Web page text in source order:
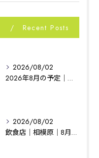
Recent Posts
2026/08/02
2026年8月の予定｜相模原イベント｜noconoco
2026/08/02
飲食店｜相模原｜8月の予定